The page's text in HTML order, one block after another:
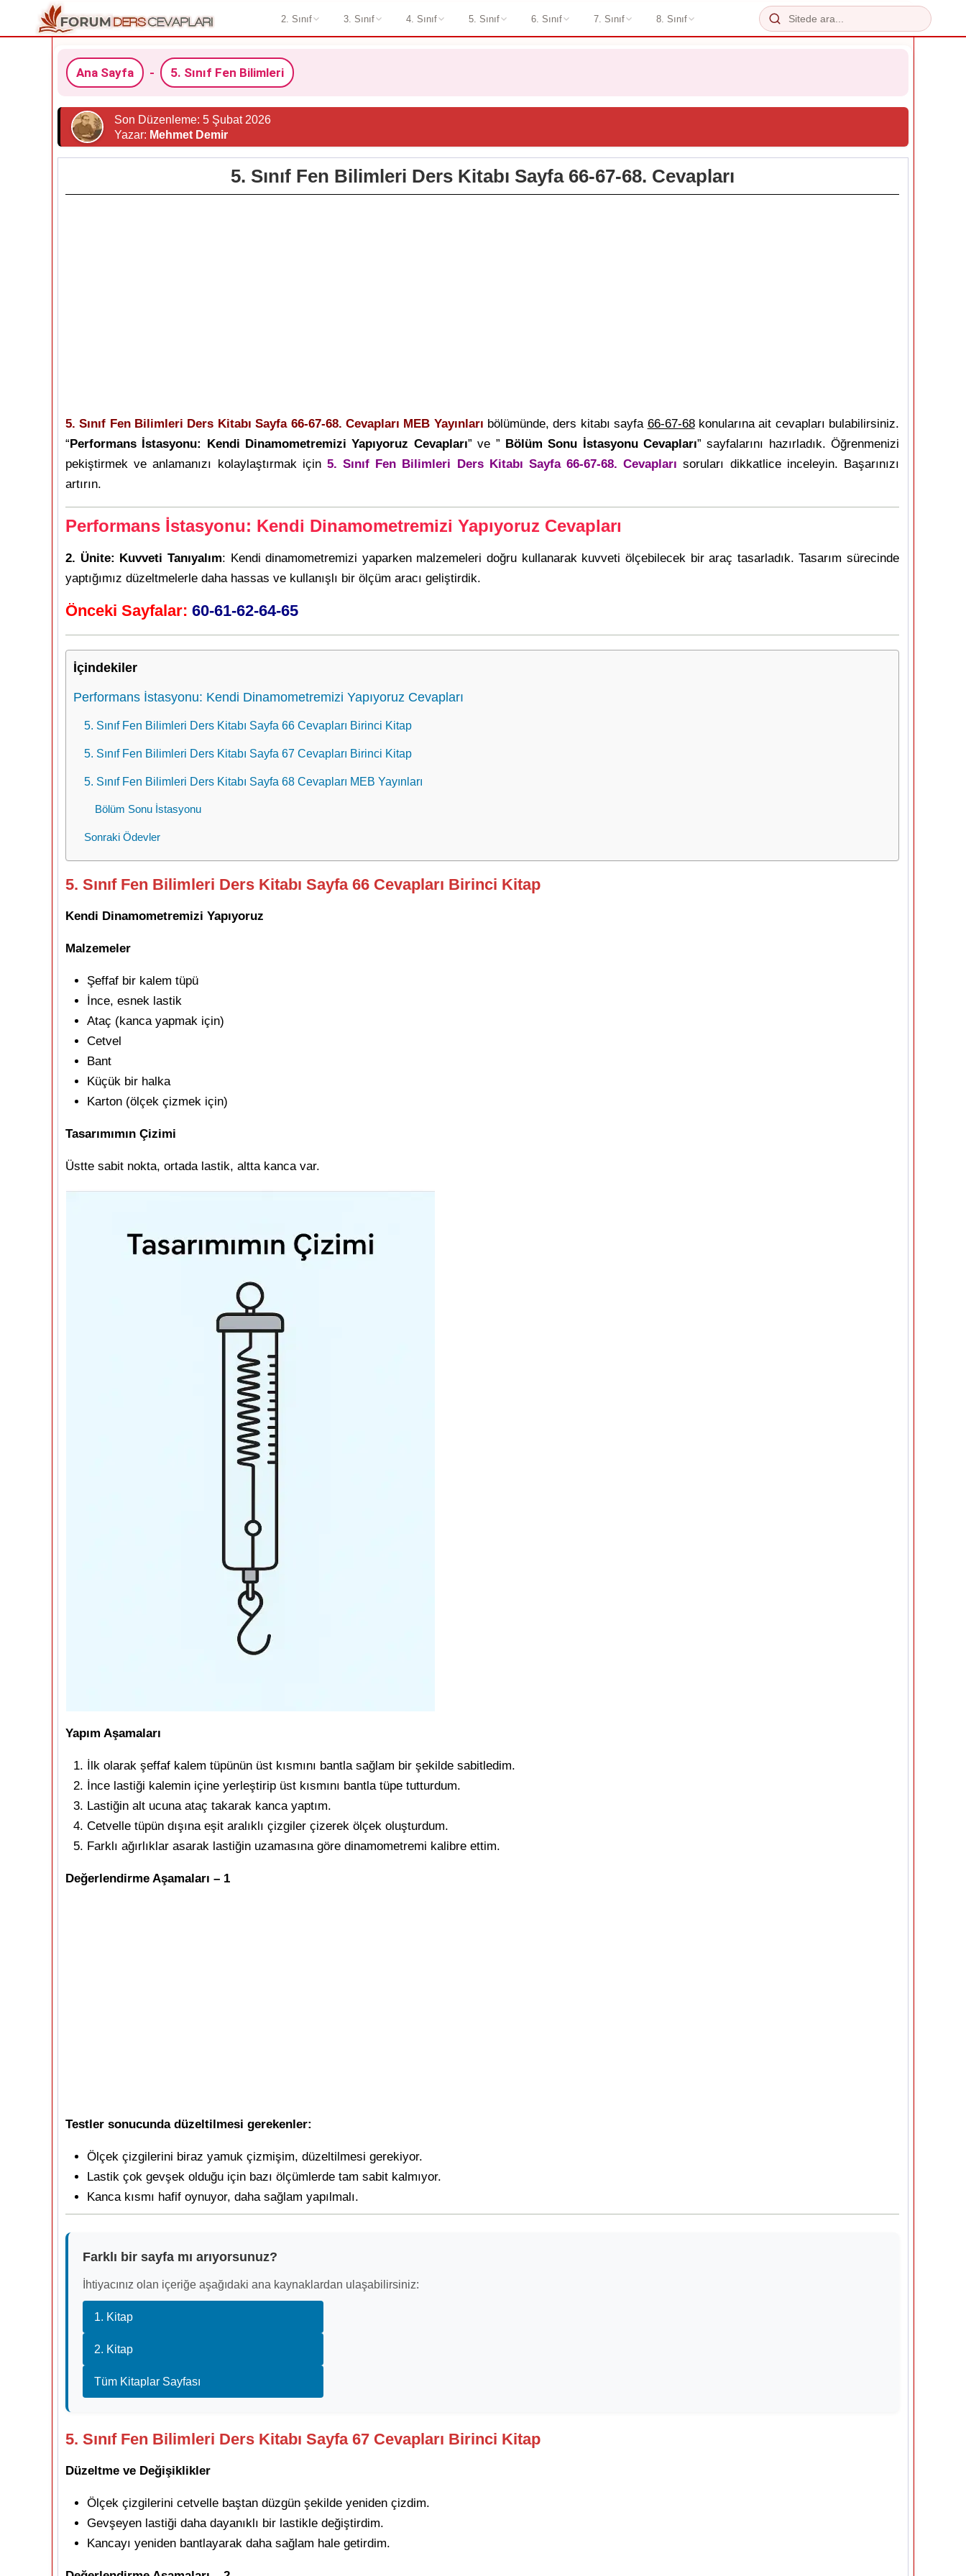
2. Sınıf 3. Sınıf 4. Sınıf 5. Sınıf 6. Sınıf 7. Sınıf 8. Sınıf
Ana Sayfa - 5. Sınıf Fen Bilimleri
Son Düzenleme: 5 Şubat 2026
Yazar: Mehmet Demir
5. Sınıf Fen Bilimleri Ders Kitabı Sayfa 66-67-68. Cevapları
5. Sınıf Fen Bilimleri Ders Kitabı Sayfa 66-67-68. Cevapları MEB Yayınları bölümünde, ders kitabı sayfa 66-67-68konularına ait cevapları bulabilirsiniz.
“Performans İstasyonu: Kendi Dinamometremizi Yapıyoruz Cevapları” ve ” Bölüm Sonu İstasyonu Cevapları” sayfalarını hazırladık. Öğrenmenizi
pekiştirmek ve anlamanızı kolaylaştırmak için 5. Sınıf Fen Bilimleri Ders Kitabı Sayfa 66-67-68. Cevapları soruları dikkatlice inceleyin. Başarınızı
artırın.
Performans İstasyonu: Kendi Dinamometremizi Yapıyoruz Cevapları
2. Ünite: Kuvveti Tanıyalım: Kendi dinamometremizi yaparken malzemeleri doğru kullanarak kuvveti ölçebilecek bir araç tasarladık. Tasarım sürecinde
yaptığımız düzeltmelerle daha hassas ve kullanışlı bir ölçüm aracı geliştirdik.
Önceki Sayfalar: 60-61-62-64-65
İçindekiler
Performans İstasyonu: Kendi Dinamometremizi Yapıyoruz Cevapları
5. Sınıf Fen Bilimleri Ders Kitabı Sayfa 66 Cevapları Birinci Kitap
5. Sınıf Fen Bilimleri Ders Kitabı Sayfa 67 Cevapları Birinci Kitap
5. Sınıf Fen Bilimleri Ders Kitabı Sayfa 68 Cevapları MEB Yayınları
Bölüm Sonu İstasyonu
Sonraki Ödevler
5. Sınıf Fen Bilimleri Ders Kitabı Sayfa 66 Cevapları Birinci Kitap
Kendi Dinamometremizi Yapıyoruz
Malzemeler
Şeffaf bir kalem tüpü
İnce, esnek lastik
Ataç (kanca yapmak için)
Cetvel
Bant
Küçük bir halka
Karton (ölçek çizmek için)
Tasarımımın Çizimi
Üstte sabit nokta, ortada lastik, altta kanca var.
Yapım Aşamaları
İlk olarak şeffaf kalem tüpünün üst kısmını bantla sağlam bir şekilde sabitledim.
İnce lastiği kalemin içine yerleştirip üst kısmını bantla tüpe tutturdum.
Lastiğin alt ucuna ataç takarak kanca yaptım.
Cetvelle tüpün dışına eşit aralıklı çizgiler çizerek ölçek oluşturdum.
Farklı ağırlıklar asarak lastiğin uzamasına göre dinamometremi kalibre ettim.
Değerlendirme Aşamaları – 1
Testler sonucunda düzeltilmesi gerekenler:
Ölçek çizgilerini biraz yamuk çizmişim, düzeltilmesi gerekiyor.
Lastik çok gevşek olduğu için bazı ölçümlerde tam sabit kalmıyor.
Kanca kısmı hafif oynuyor, daha sağlam yapılmalı.
Farklı bir sayfa mı arıyorsunuz?
İhtiyacınız olan içeriğe aşağıdaki ana kaynaklardan ulaşabilirsiniz:
1. Kitap
2. Kitap
Tüm Kitaplar Sayfası
5. Sınıf Fen Bilimleri Ders Kitabı Sayfa 67 Cevapları Birinci Kitap
Düzeltme ve Değişiklikler
Ölçek çizgilerini cetvelle baştan düzgün şekilde yeniden çizdim.
Gevşeyen lastiği daha dayanıklı bir lastikle değiştirdim.
Kancayı yeniden bantlayarak daha sağlam hale getirdim.